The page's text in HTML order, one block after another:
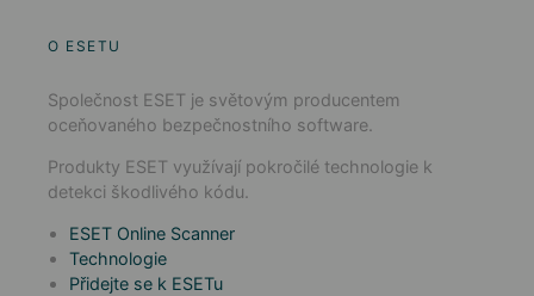
O ESETU
Společnost ESET je světovým producentem
oceňovaného bezpečnostního software.
Produkty ESET využívají pokročilé technologie k
detekci škodlivého kódu.
ESET Online Scanner
Technologie
Přidejte se k ESETu